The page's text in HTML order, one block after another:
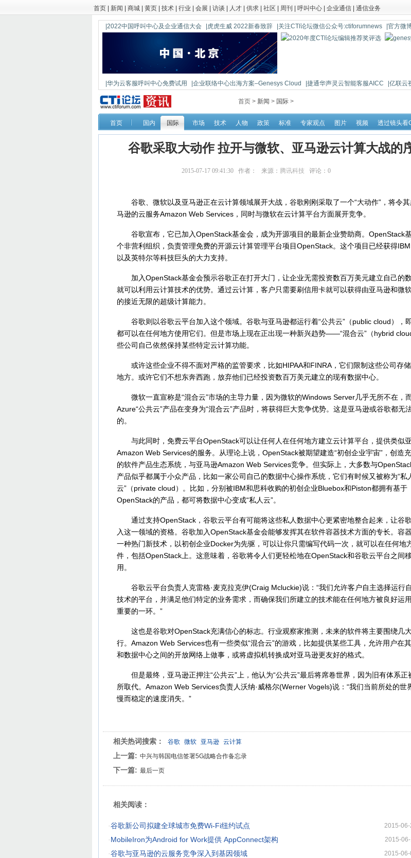
首页 新闻 商城 黄页 技术 行业 会展 访谈 人才 供求 社区 周刊 呼叫中心 企业通信 通信业务
|2022中国呼叫中心及企业通信大会 |虎虎生威 2022新春致辞 |关注CTI论坛微信公众号:ctiforumnews |官方微
|华为云客服呼叫中心免费试用 |企业联络中心出海方案–Genesys Cloud |捷通华声灵云智能客服AICC
|亿联云
|鼎信通达新一代语音网关DAG1000-4S
首页 > 新闻 > 国际 >
首页 国内 国际 市场 技术 人物 政策 标准 专家观点 图片 视频 透过镜头看
谷歌采取大动作 拉开与微软、亚马逊云计算大战的
2015-07-17 09:41:30 作者： 来源： 腾讯科技 评论： 0
谷歌、微软以及亚马逊正在云计算领域展开大战，谷歌刚刚采取了一个“大动作”，将令其
马逊的云服务Amazon Web Services，同时与微软在云计算平台方面展开竞争。
谷歌宣布，它已加入OpenStack基金会，成为开源项目的最新企业赞助商。OpenStack
个非营利组织，负责管理免费的开源云计算管理平台项目OpenStack。这个项目已经获得
以及英特尔等科技巨头的大力支持。
加入OpenStack基金会预示谷歌正在打开大门，让企业无需投资数百万美元建立自己的
就可以利用云计算技术的优势。通过云计算，客户只需要刷信用卡就可以获得由亚马逊和微
的接近无限的超级计算能力。
谷歌则以谷歌云平台加入这个领域。谷歌与亚马逊都运行着“公共云”（public cloud），
都可以在任何地方使用它们。但是市场上现在正出现一种新兴趋势——“混合云”（hybrid
些公司自己依然保持某些特定云计算功能。
或许这些企业不得不面对严格的监管要求，比如HIPAA和FINRA，它们限制这些公司存
地方。或许它们不想东奔西跑，放弃他们已经投资数百万美元建立的现有数据中心。
微软一直宣称是“混合云”市场的主导力量，因为微软的Windows Server几乎无所不在，
Azure“公共云”产品在变身为“混合云”产品时，将获得巨大竞争优势。这是亚马逊或谷歌都无
的。
与此同时，免费云平台OpenStack可以让任何人在任何地方建立云计算平台，提供类似
Amazon Web Services的服务。从理论上说，OpenStack被期望建造“初创企业宇宙”，创造
的软件产品生态系统，与亚马逊Amazon Web Services竞争。但实际上，大多数与
产品似乎都属于小众产品，比如一家公司自己的数据中心操作系统，它们有时候又被称为“私
云”（private cloud）。比如，分别被IBM和思科收购的初创企业Bluebox和Piston都拥有基于
OpenStack的产品，都可将数据中心变成“私人云”。
通过支持OpenStack，谷歌云平台有可能将这些私人数据中心更紧密地整合起来，让谷
入这一领域的资格。谷歌加入OpenStack基金会能够发挥其在软件容器技术方面的专长。容
一种热门新技术，以初创企业Docker为先驱，可以让你只需编写代码一次，就可以在任何地
件，包括OpenStack上。这意味着，谷歌将令人们更轻松地在OpenStack和谷歌云平台之间
用。
谷歌云平台负责人克雷格·麦克拉克伊(Craig Mcluckie)说：“我们允许客户自主选择运行
技术的平台，并满足他们特定的业务需求，而确保我们所建立的技术能在任何地方被良好运
重要的一环。”
这也是谷歌对OpenStack充满信心的标志。行业观察家推测，未来的软件将主要围绕几
行。Amazon Web Services也有一些类似“混合云”的游戏，比如提供某些工具，允许用户在
和数据中心之间的开放网络上做事，或将虚拟机转换成对亚马逊更友好的格式。
但是最终，亚马逊正押注“公共云”上，他认为“公共云”最后将席卷世界，因为旧有体系正
所取代。Amazon Web Services负责人沃纳·威格尔(Werner Vogels)说：“我们当前所处的世
慢而稳定的速度消失。”
相关热词搜索： 谷歌 微软 亚马逊 云计算
上一篇: 中兴与韩国电信签署5G战略合作备忘录
下一篇: 最后一页
相关阅读：
·谷歌新公司拟建全球城市免费Wi-Fi纽约试点 2015-
·MobileIron为Android for Work提供 AppConnect架构 2015-
·谷歌与亚马逊的云服务竞争深入到基因领域 2015-